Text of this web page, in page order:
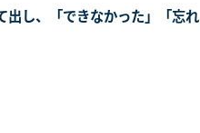
出し、「できなかった」「忘れ